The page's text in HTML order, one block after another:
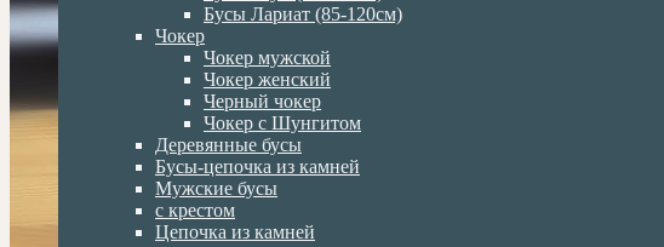
Бусы Лариат (85-120см)
Чокер
Чокер мужской
Чокер женский
Черный чокер
Чокер с Шунгитом
Деревянные бусы
Бусы-цепочка из камней
Мужские бусы
с крестом
Цепочка из камней